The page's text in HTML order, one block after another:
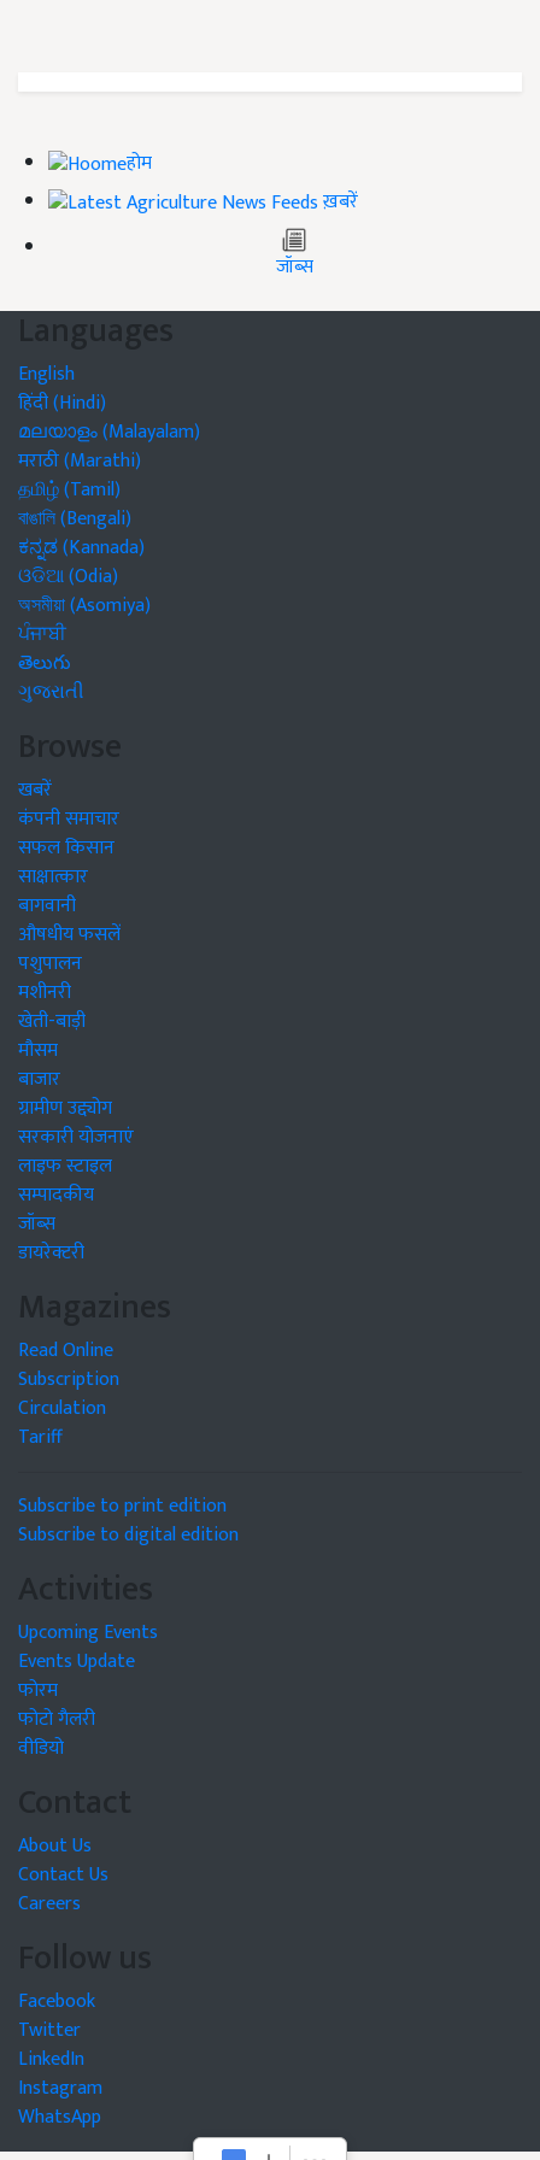
होम
ख़बरें
जॉब्स
Languages
English
हिंदी (Hindi)
മലയാളം (Malayalam)
मराठी (Marathi)
தமிழ் (Tamil)
বাঙালি (Bengali)
ಕನ್ನಡ (Kannada)
ଓଡିଆ (Odia)
অসমীয়া (Asomiya)
ਪੰਜਾਬੀ
తెలుగు
ગુજરાતી
Browse
खबरें
कंपनी समाचार
सफल किसान
साक्षात्कार
बागवानी
औषधीय फसलें
पशुपालन
मशीनरी
खेती-बाड़ी
मौसम
बाजार
ग्रामीण उद्द्योग
सरकारी योजनाएं
लाइफ स्टाइल
सम्पादकीय
जॉब्स
डायरेक्टरी
Magazines
Read Online
Subscription
Circulation
Tariff
Subscribe to print edition
Subscribe to digital edition
Activities
Upcoming Events
Events Update
फोरम
फोटो गैलरी
वीडियो
Contact
About Us
Contact Us
Careers
Follow us
Facebook
Twitter
LinkedIn
Instagram
WhatsApp